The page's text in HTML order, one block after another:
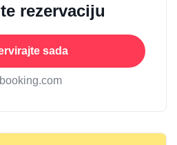
rezervaciju
sada